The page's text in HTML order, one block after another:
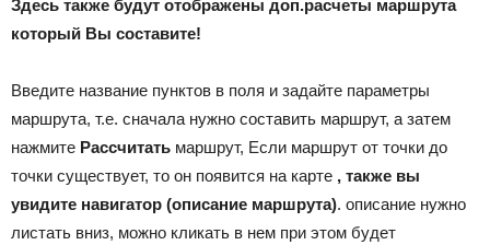
Здесь также будут отображены доп.расчеты маршрута
который Вы составите!
Введите название пунктов в поля и задайте параметры
маршрута, т.е. сначала нужно составить маршрут, а затем
нажмите Рассчитать маршрут, Если маршрут от точки до
точки существует, то он появится на карте , также вы
увидите навигатор (описание маршрута). описание нужно
листать вниз, можно кликать в нем при этом будет